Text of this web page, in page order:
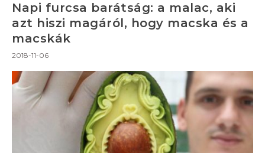
Napi furcsa barátság: a malac, aki
azt hiszi magáról, hogy macska és a
macskák
2018-11-06